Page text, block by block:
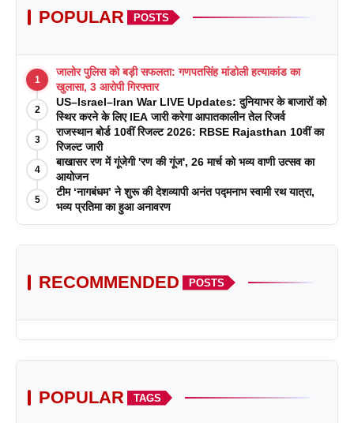
POPULAR POSTS
1
जालोर पुलिस को बड़ी सफलता: गणपतसिंह मांडोली हत्याकांड का
खुलासा, 3 आरोपी गिरफ्तार
2
US–Israel–Iran War LIVE Updates: दुनियाभर के बाजारों को
स्थिर करने के लिए IEA जारी करेगा आपातकालीन तेल रिजर्व
3
राजस्थान बोर्ड 10वीं रिजल्ट 2026: RBSE Rajasthan 10वीं का
रिजल्ट जारी
4
बाखासर रण में गूंजेगी 'रण की गूंज', 26 मार्च को भव्य वाणी उत्सव का
आयोजन
5
टीम ‘नागबंधम’ ने शुरू की देशव्यापी अनंत पद्मनाभ स्वामी रथ यात्रा,
भव्य प्रतिमा का हुआ अनावरण
RECOMMENDED POSTS
POPULAR TAGS